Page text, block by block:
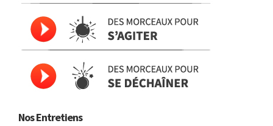
Nos Entretiens